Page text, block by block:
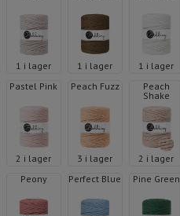
1 i lager 1 i lager 1 i lager
Pastel Pink
2 i lager
Peach Fuzz
3 i lager
Peach
Shake
2 i lager
Peony Perfect Blue Pine Green